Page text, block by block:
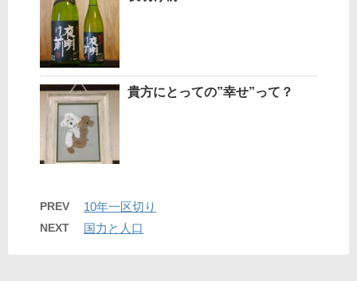
貴方にとっての”幸せ”って？
PREV 10年一区切り
NEXT 国力と人口